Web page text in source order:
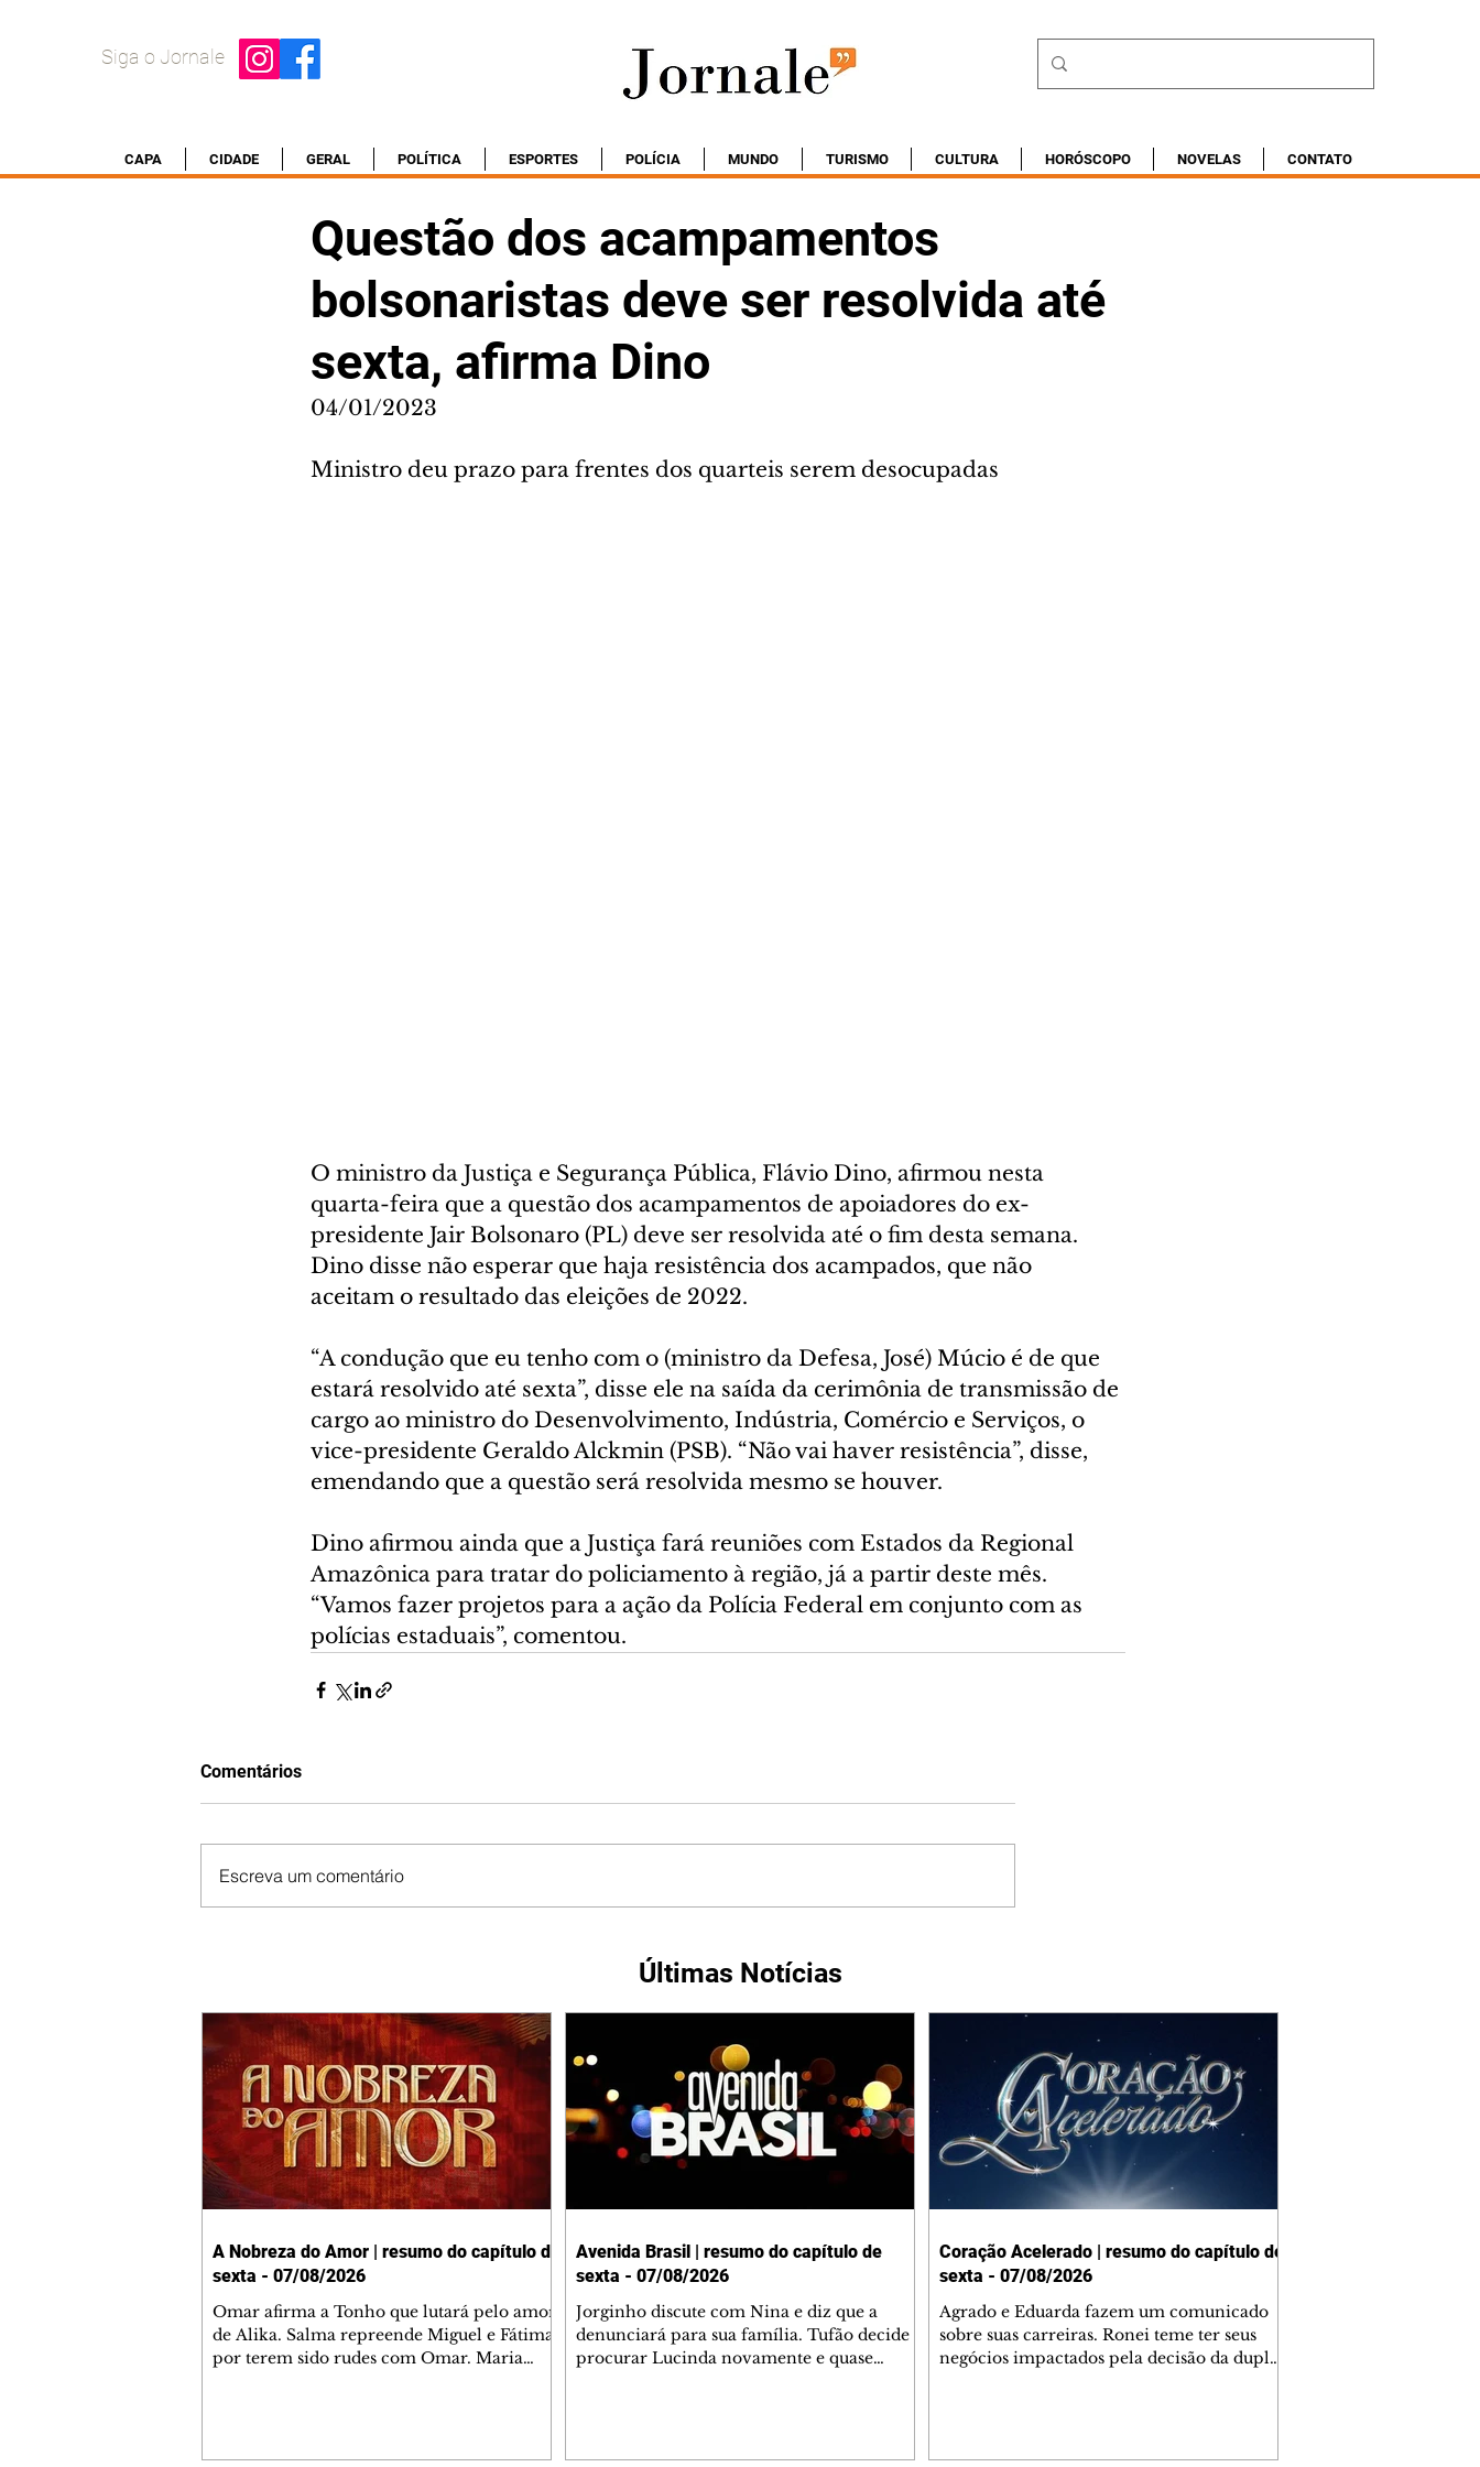
Siga o Jornale
CAPA CIDADE GERAL POLÍTICA ESPORTES POLÍCIA MUNDO TURISMO CULTURA HORÓSCOPO NOVELAS CONTATO
Questão dos acampamentos
bolsonaristas deve ser resolvida até
sexta, afirma Dino
04/01/2023
Ministro deu prazo para frentes dos quarteis serem desocupadas
O ministro da Justiça e Segurança Pública, Flávio Dino, afirmou nesta
quarta-feira que a questão dos acampamentos de apoiadores do ex-
presidente Jair Bolsonaro (PL) deve ser resolvida até o fim desta semana.
Dino disse não esperar que haja resistência dos acampados, que não
aceitam o resultado das eleições de 2022.
“A condução que eu tenho com o (ministro da Defesa, José) Múcio é de que
estará resolvido até sexta”, disse ele na saída da cerimônia de transmissão de
cargo ao ministro do Desenvolvimento, Indústria, Comércio e Serviços, o
vice-presidente Geraldo Alckmin (PSB). “Não vai haver resistência”, disse,
emendando que a questão será resolvida mesmo se houver.
Dino afirmou ainda que a Justiça fará reuniões com Estados da Regional
Amazônica para tratar do policiamento à região, já a partir deste mês.
“Vamos fazer projetos para a ação da Polícia Federal em conjunto com as
polícias estaduais”, comentou.
Comentários
Escreva um comentário
Últimas Notícias
A Nobreza do Amor | resumo do capítulo de
sexta - 07/08/2026
Omar afirma a Tonho que lutará pelo amor
de Alika. Salma repreende Miguel e Fátima
por terem sido rudes com Omar. Maria
Avenida Brasil | resumo do capítulo de
sexta - 07/08/2026
Jorginho discute com Nina e diz que a
denunciará para sua família. Tufão decide
procurar Lucinda novamente e quase
Coração Acelerado | resumo do capítulo de
sexta - 07/08/2026
Agrado e Eduarda fazem um comunicado
sobre suas carreiras. Ronei teme ter seus
negócios impactados pela decisão da dupla.